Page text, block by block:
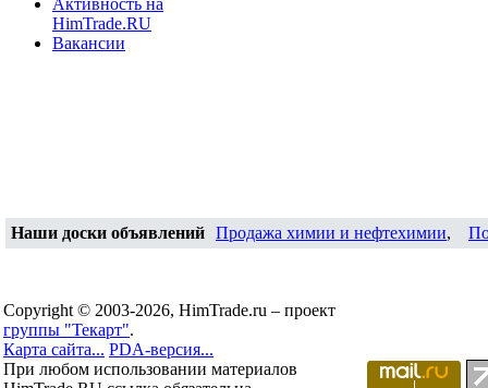
Активность на
HimTrade.RU
Вакансии
Наши доски объявлений Продажа химии и нефтехимии,
Copyright © 2003-2026, HimTrade.ru – проект
группы "Текарт".
Карта сайта... PDA-версия...
При любом использовании материалов